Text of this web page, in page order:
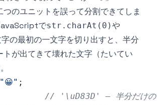
つのユニットを誤って分割できてしま
でstr.charAt(0)や
の最初の一文字を切り出すと、半分
トが出てきて壊れた文字（たいてい
"😀" ;
// '\uD83D' — 半分だけのサ